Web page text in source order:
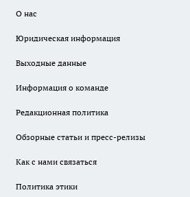
О нас
Юридическая информация
Выходные данные
Информация о команде
Редакционная политика
Обзорные статьи и пресс-релизы
Как с нами связаться
Политика этики